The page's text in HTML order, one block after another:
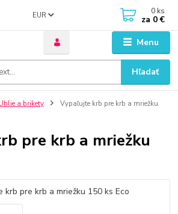
Menu
EUR
Hľadať
0 ks
za 0 €
Uhlie a brikety
Vypaľujte krb pre krb a mriežku
pre krb a mriežku